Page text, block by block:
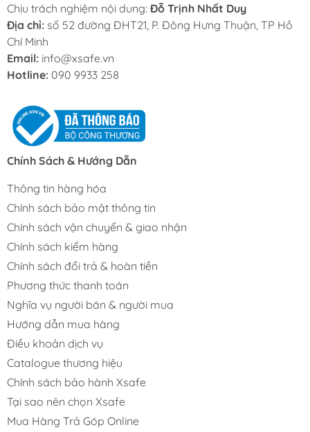
Chịu trách nghiệm nội dung: Đỗ Trịnh Nhất Duy
Địa chỉ: số 52 đường ĐHT21, P. Đông Hưng Thuận, TP Hồ
Chí Minh
Email: info@xsafe.vn
Hotline: 090 9933 258
Chính Sách & Hướng Dẫn
Thông tin hàng hóa
Chính sách bảo mật thông tin
Chính sách vận chuyển & giao nhận
Chính sách kiểm hàng
Chính sách đổi trả & hoàn tiền
Phương thức thanh toán
Nghĩa vụ người bán & người mua
Hướng dẫn mua hàng
Điều khoản dịch vụ
Catalogue thương hiệu
Chính sách bảo hành Xsafe
Tại sao nên chọn Xsafe
Mua Hàng Trả Góp Online